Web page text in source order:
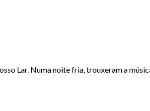
Lar. Numa noite fria, trouxeram a